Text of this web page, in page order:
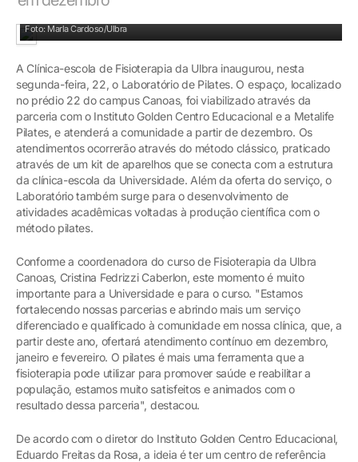
Foto: Marla Cardoso/Ulbra
A Clínica-escola de Fisioterapia da Ulbra inaugurou, nesta
segunda-feira, 22, o Laboratório de Pilates. O espaço, localizado
no prédio 22 do campus Canoas, foi viabilizado através da
parceria com o Instituto Golden Centro Educacional e a Metalife
Pilates, e atenderá a comunidade a partir de dezembro. Os
atendimentos ocorrerão através do método clássico, praticado
através de um kit de aparelhos que se conecta com a estrutura
da clínica-escola da Universidade. Além da oferta do serviço, o
Laboratório também surge para o desenvolvimento de
atividades acadêmicas voltadas à produção científica com o
método pilates.
Conforme a coordenadora do curso de Fisioterapia da Ulbra
Canoas, Cristina Fedrizzi Caberlon, este momento é muito
importante para a Universidade e para o curso. "Estamos
fortalecendo nossas parcerias e abrindo mais um serviço
diferenciado e qualificado à comunidade em nossa clínica, que, a
partir deste ano, ofertará atendimento contínuo em dezembro,
janeiro e fevereiro. O pilates é mais uma ferramenta que a
fisioterapia pode utilizar para promover saúde e reabilitar a
população, estamos muito satisfeitos e animados com o
resultado dessa parceria", destacou.
De acordo com o diretor do Instituto Golden Centro Educacional,
Eduardo Freitas da Rosa, a ideia é ter um centro de referência